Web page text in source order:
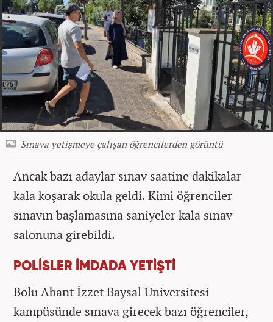
Sınava yetişmeye çalışan öğrencilerden görüntü
Ancak bazı adaylar sınav saatine dakikalar
kala koşarak okula geldi. Kimi öğrenciler
sınavın başlamasına saniyeler kala sınav
salonuna girebildi.
POLİSLER İMDADA YETİŞTİ
Bolu Abant İzzet Baysal Üniversitesi
kampüsünde sınava girecek bazı öğrenciler,